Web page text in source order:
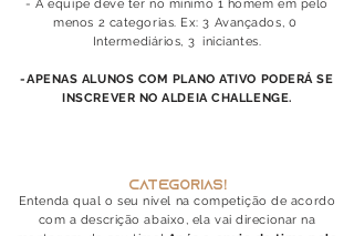
- A equipe deve ter no mínimo 1 homem em pelo
menos 2 categorias. Ex: 3 Avançados, 0
Intermediários, 3 iniciantes.
-APENAS ALUNOS COM PLANO ATIVO PODERÁ SE
INSCREVER NO ALDEIA CHALLENGE.
CATEGORIAS!
Entenda qual o seu nível na competição de acordo
com a descrição abaixo, ela vai direcionar na